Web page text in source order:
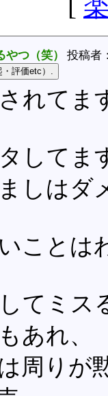
[
つ（笑） 投稿者
れてま
してま
しはダ
ことは
てミス
あれ、
周りが